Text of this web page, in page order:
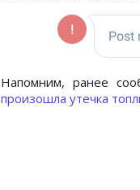
Напомним, ранее
произошла утечка